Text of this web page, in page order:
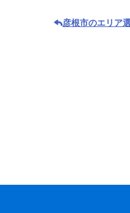
彦根市のエリア